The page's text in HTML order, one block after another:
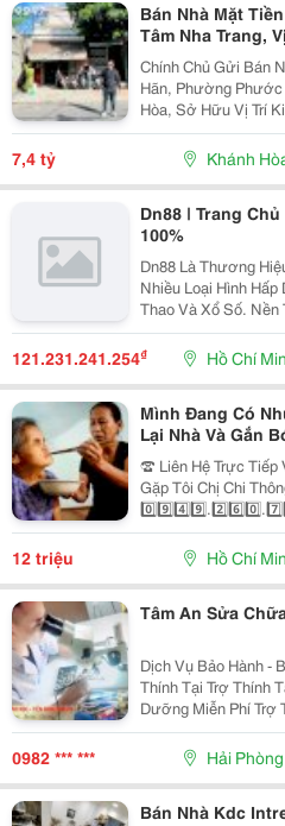
Bán Nhà Mặt
Tâm Nha Trang,
Tỷ
Chính Chủ Gửi Bán
Hãn, Phường Phước
Hòa, Sở Hữu Vị Trí
Cửa Hàng, Văn
7,4 tỷ Khánh
Dn88 | Trang
100%
Dn88 Là Thương
Nhiều Loại Hình
Thao Và Xổ Số.
Nghệ, Bảo Mật Cao,
Pc Lẫn Điện Thoại Di
Https://Dn88C.com/
121.231.241.254₫ Hồ Chí
Mình Đang Có
Lại Nhà Và Gắn
☎️ Liên Hệ Trực Tiếp
Gặp Tôi Chị Chi
Vợ Chồng 2 Con
Mẹ Đưa Rước, Bé
12 triệu Hồ Chí
Tâm An Sửa
Dịch Vụ Bảo Hành -
Thính Tại Trợ Thính Tâm An - Dịch Vụ
Dưỡng Miễn Phí Trợ Thính Tâm An Tiến Hành Dịch Vụ
Bảo Dưỡng, Vệ Sinh
Tháng/1 Lần Đối
0982 *** *** Hải Phòng
Bán Nhà Kdc